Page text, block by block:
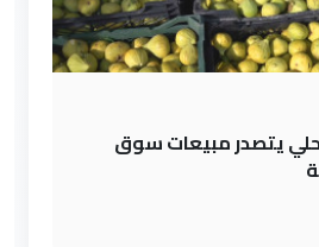
يتصدر مبيعات سوق